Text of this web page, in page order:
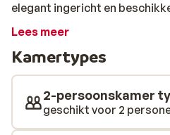
elegant ingericht en
met uitzicht op het meer of de
kamers iets eenvoudiger dan
beschikken niet over een
bergen, kun je in de
whirlpool heerlijk relaxen.
in een van de ijsbaden: een
Lees meer
Kamertypes
2-persoonskamer
geschikt voor 2